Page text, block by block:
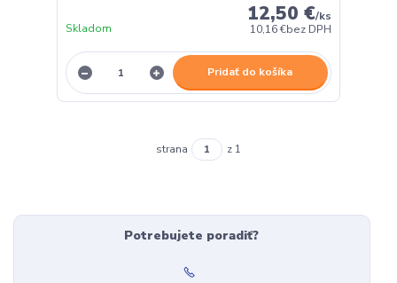
12,50 €/ks
10,16 €bez DPH
Skladom
Pridať do košíka
strana z 1
Potrebujete poradiť?